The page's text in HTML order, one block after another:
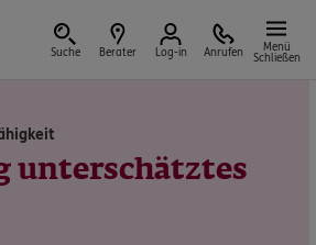
Suche Berater Log-in Anrufen
Menü
Schließen
unterschätztes